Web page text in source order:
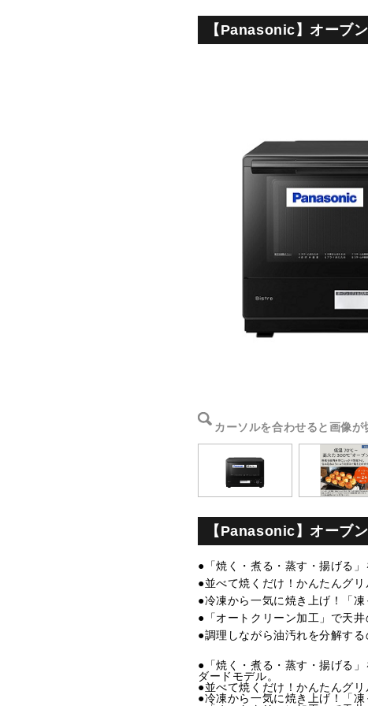
【Panasonic】オーブ
カーソルを合わせると画像が
【Panasonic】オーブ
●「焼く・煮る・蒸す・揚げる
●並べて焼くだけ！かんたんグリ
●冷凍から一気に焼き上げ！「凍
●「オートクリーン加工」で天井
●調理しながら油汚れを分解す
●「焼く・煮る・蒸す・揚げる
ダードモデル。
●並べて焼くだけ！かんたんグリ
●冷凍から一気に焼き上げ！「凍